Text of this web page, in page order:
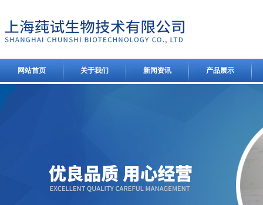
网站首页 关于我们 新闻资讯 产品展示